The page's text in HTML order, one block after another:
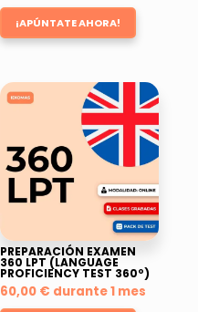
¡APÚNTATE AHORA!
PREPARACIÓN EXAMEN
360 LPT (LANGUAGE
PROFICIENCY TEST 360º)
60,00 € durante 1 mes